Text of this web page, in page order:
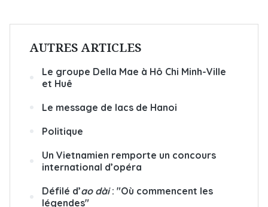
AUTRES ARTICLES
Le groupe Della Mae à Hô Chi Minh-Ville
et Huê
Le message de lacs de Hanoi
Politique
Un Vietnamien remporte un concours
international d’opéra
Défilé d’ao dài: "Où commencent les
légendes"